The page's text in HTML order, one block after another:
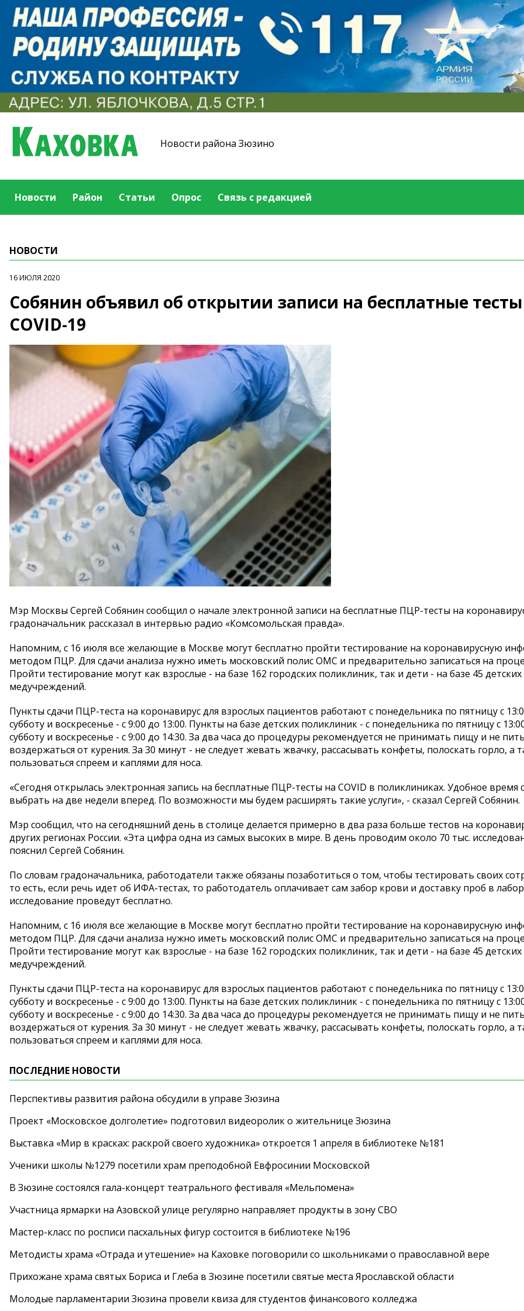
Новости района Зюзино
Новости Район Статьи Опрос Связь с редакцией
НОВОСТИ
16 ИЮЛЯ 2020
Собянин объявил об открытии записи на бесплатные
COVID-19
Мэр Москвы Сергей Собянин сообщил о начале электронной записи на бесплатные ПЦР-тесты на
градоначальник рассказал в интервью радио «Комсомольская правда».
Напомним, с 16 июля все желающие в Москве могут бесплатно пройти тестирование на коронавирусную
методом ПЦР. Для сдачи анализа нужно иметь московский полис ОМС и предварительно записаться на
Пройти тестирование могут как взрослые - на базе 162 городских поликлиник, так и дети - на базе 45 детских
медучреждений.
Пункты сдачи ПЦР-теста на коронавирус для взрослых пациентов работают с понедельника по пятницу с
субботу и воскресенье - с 9:00 до 13:00. Пункты на базе детских поликлиник - с понедельника по пятницу с
субботу и воскресенье - с 9:00 до 14:30. За два часа до процедуры рекомендуется не принимать пищу и не
воздержаться от курения. За 30 минут - не следует жевать жвачку, рассасывать конфеты, полоскать горло, а
пользоваться спреем и каплями для носа.
«Сегодня открылась электронная запись на бесплатные ПЦР-тесты на COVID в поликлиниках. Удобное
выбрать на две недели вперед. По возможности мы будем расширять такие услуги», - сказал Сергей Собянин.
Мэр сообщил, что на сегодняшний день в столице делается примерно в два раза больше тестов на
других регионах России. «Эта цифра одна из самых высоких в мире. В день проводим около 70 тыс.
пояснил Сергей Собянин.
По словам градоначальника, работодатели также обязаны позаботиться о том, чтобы тестировать своих
то есть, если речь идет об ИФА-тестах, то работодатель оплачивает сам забор крови и доставку проб в
исследование проведут бесплатно.
Напомним, с 16 июля все желающие в Москве могут бесплатно пройти тестирование на коронавирусную
методом ПЦР. Для сдачи анализа нужно иметь московский полис ОМС и предварительно записаться на
Пройти тестирование могут как взрослые - на базе 162 городских поликлиник, так и дети - на базе 45 детских
медучреждений.
Пункты сдачи ПЦР-теста на коронавирус для взрослых пациентов работают с понедельника по пятницу с
субботу и воскресенье - с 9:00 до 13:00. Пункты на базе детских поликлиник - с понедельника по пятницу с
субботу и воскресенье - с 9:00 до 14:30. За два часа до процедуры рекомендуется не принимать пищу и не
воздержаться от курения. За 30 минут - не следует жевать жвачку, рассасывать конфеты, полоскать горло, а
пользоваться спреем и каплями для носа.
ПОСЛЕДНИЕ НОВОСТИ
Перспективы развития района обсудили в управе Зюзина
Проект «Московское долголетие» подготовил видеоролик о жительнице Зюзина
Выставка «Мир в красках: раскрой своего художника» откроется 1 апреля в библиотеке №181
Ученики школы №1279 посетили храм преподобной Евфросинии Московской
В Зюзине состоялся гала-концерт театрального фестиваля «Мельпомена»
Участница ярмарки на Азовской улице регулярно направляет продукты в зону СВО
Мастер-класс по росписи пасхальных фигур состоится в библиотеке №196
Методисты храма «Отрада и утешение» на Каховке поговорили со школьниками о православной вере
Прихожане храма святых Бориса и Глеба в Зюзине посетили святые места Ярославской области
Молодые парламентарии Зюзина провели квиза для студентов финансового колледжа